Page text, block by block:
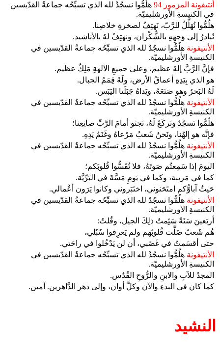
أنتيفونة المزمور 94
هلُمُّوا نسجُدْ لله الذي تسبِّحُه جماعةُ القدّيسين
في الكنيسةِ الأورشليميّة.
هلُمُّوا نُهَلِّلُ للرَّبّ، نَهتِفُ لصخرةِ خلاصِنا.
نُبادرُ إلى وَجهِهِ بالشُّكْران، ونهتِفُ لهُ بالأناشيد.
الأنتيفونة هلُمُّوا نسجُدْ لله الذي تسبِّحُه جماعةُ القدّيسين في
الكنيسةِ الأورشليميّة.
فإنَّ الرَّبَّ إلهٌ عظيم، وعلى جميعِ الآلهةِ مَلِكٌ عظيم.
هو الذي بِيَدِهِ أعماقُ الأرض، ولَهُ قِمَمُ الجبال.
لَهُ البَحرُ وهو صَنَعَهُ، ويَداهُ جَبَلَتا اليَبَس.
الأنتيفونة هلُمُّوا نسجُدْ لله الذي تسبِّحُه جماعةُ القدّيسين في
الكنيسةِ الأورشليميّة.
هَلُمُّوا نَسجُدُ ونَركَعُ لَهُ، نَجثو أمامَ الرَّبِّ صانِعِنا؛
فإنَّه هو إلهُنا، ونَحنُ شَعبُ مَرْعاهُ وغَنَمُ يَدِهِ.
الأنتيفونة هلُمُّوا نسجُدْ لله الذي تسبِّحُه جماعةُ القدّيسين في
الكنيسةِ الأورشليميّة.
اليومَ إذا سَمِعتُم صَوتَهُ، فلا تُقَسُّوا قُلوبَكم؛
كما في مَريبة، وكما في يَومِ مَسَّةَ في البَرِّيَّة.
حَيثُ آباوُّكم امتَحَنوني، اختَبَروني وكانوا يَرَون أعْمالي.
الأنتيفونة هلُمُّوا نسجُدْ لله الذي تسبِّحُه جماعةُ القدّيسين في
الكنيسةِ الأورشليميّة.
أربَعينَ سَنَةً سَئِمتُ ذلِكَ الجيل، وقُلتُ:
هُم شَعبٌ ضَلَّت قُلوبُهم ولم يَعرِفوا سُبُلي،
حتى أقسَمتُ في غَضَبي، أن لن يَدْخُلوا في راحَتي.
الأنتيفونة هلُمُّوا نسجُدْ لله الذي تسبِّحُه جماعةُ القدّيسين في
الكنيسةِ الأورشليميّة.
المجدُ للآبِ والابنِ والرُّوحِ القُدُس.
كما كان في البدءِ والآن وكلَّ أوان، وإلى دهر الدَّاهرين. آمين.
النشيد